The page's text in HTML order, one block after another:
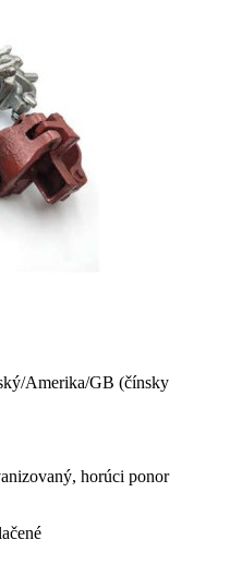
Amerika/GB (čínsky
horúci ponor